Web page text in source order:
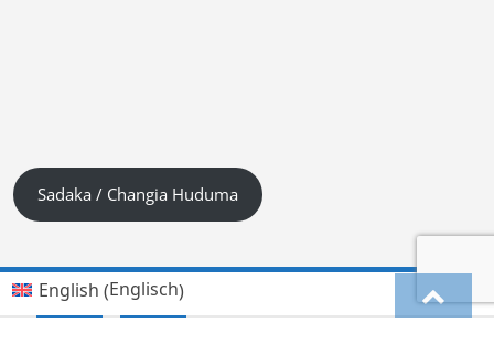
Sadaka / Changia Huduma
English (Englisch)
Kiswahili (Tanzania)